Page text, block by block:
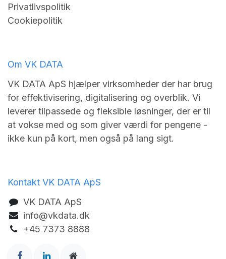
Privatlivspolitik
Cookiepolitik
Om VK DATA
VK DATA ApS hjælper virksomheder der har brug
for effektivisering, digitalisering og overblik. Vi
leverer tilpassede og fleksible løsninger, der er til
at vokse med og som giver værdi for pengene -
ikke kun på kort, men også på lang sigt.
Kontakt VK DATA ApS
VK DA​TA ApS
info@vkdata.dk
+45 7373 8888